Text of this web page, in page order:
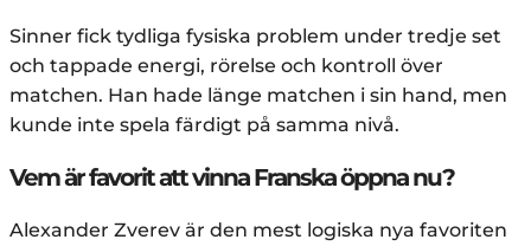
Sinner fick tydliga fysiska problem under tredje set
och tappade energi, rörelse och kontroll över
matchen. Han hade länge matchen i sin hand, men
kunde inte spela färdigt på samma nivå.
Vem är favorit att vinna Franska öppna nu?
Alexander Zverev är den mest logiska nya favoriten